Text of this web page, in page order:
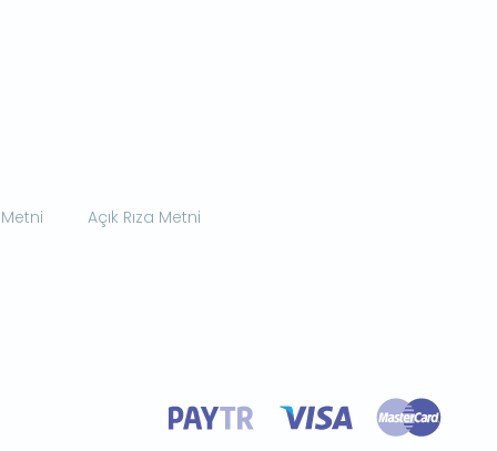
Açık Rıza Metni